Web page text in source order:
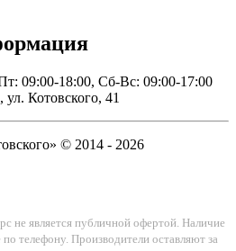
09:00-18:00, Сб-Вс: 09:00-17:00
ул. Котовского, 41
© 2014 - 2026
не является публичной офертой. Наличие
телефону. Производители оставляют за